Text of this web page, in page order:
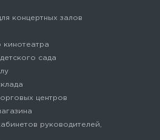
концертных залов
кинотеатра
сада
центров
руководителей,